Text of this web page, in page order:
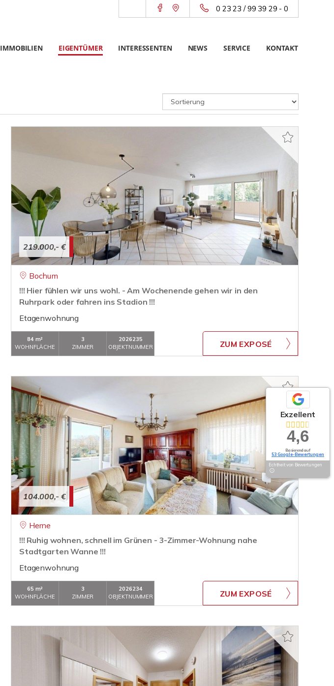
0 23 23 / 99 39 29 - 0
IMMOBILIEN EIGENTÜMER INTERESSENTEN NEWS SERVICE KONTAKT
219.000,- €
Bochum
!!! Hier fühlen wir uns wohl. - Am Wochenende gehen wir in den
Ruhrpark oder fahren ins Stadion !!!
Etagenwohnung
84 m²
WOHNFLÄCHE
3
ZIMMER
2026235
OBJEKTNUMMER
ZUM EXPOSÉ
104.000,- €
Herne
!!! Ruhig wohnen, schnell im Grünen - 3-Zimmer-Wohnung nahe
Stadtgarten Wanne !!!
Etagenwohnung
65 m²
WOHNFLÄCHE
3
ZIMMER
2026234
OBJEKTNUMMER
ZUM EXPOSÉ
Exzellent
4,6
Basierend auf
53 Google-Bewertungen
Echtheit von Bewertungen